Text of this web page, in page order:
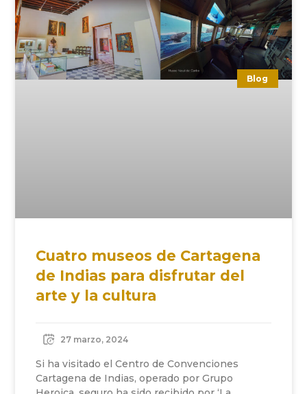
Blog
Cuatro museos de Cartagena
de Indias para disfrutar del
arte y la cultura
27 marzo, 2024
Si ha visitado el Centro de Convenciones
Cartagena de Indias, operado por Grupo